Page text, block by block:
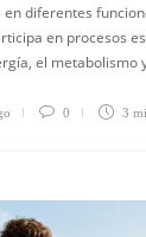
diferentes
en procesos
el metabolismo
0 3